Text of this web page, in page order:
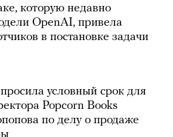
которую недавно
OpenAI, привела
в постановке задачи
условный срок для
Popcorn Books
по делу о продаже